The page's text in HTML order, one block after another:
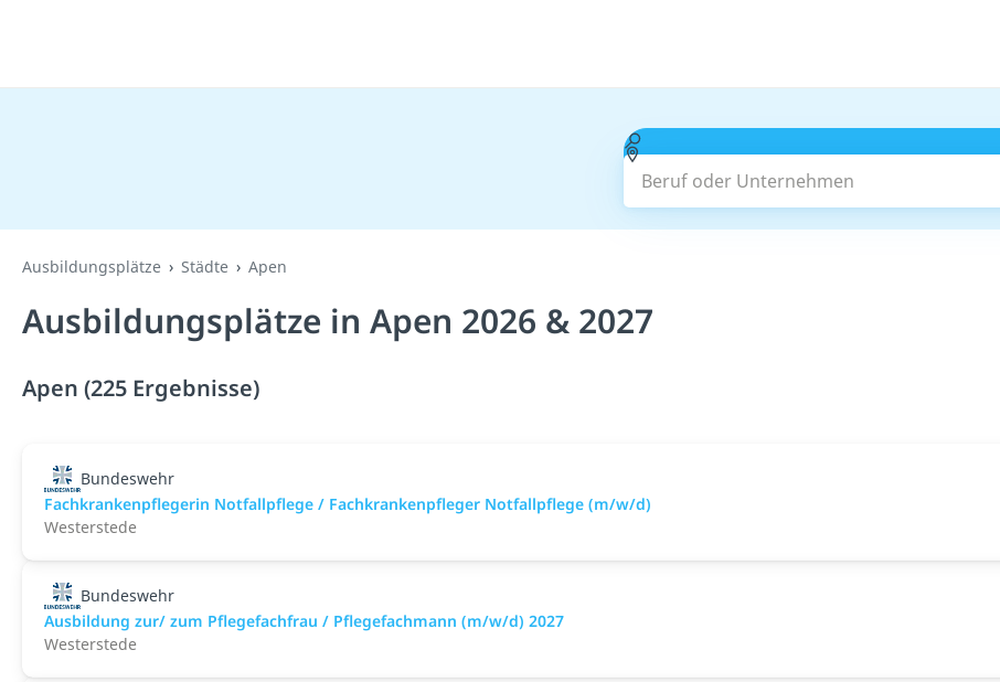
Beruf oder Unternehmen
Ausbildungsplätze Städte Apen
Ausbildungsplätze in Apen 2026 & 2027
Apen (225 Ergebnisse)
Bundeswehr
Fachkrankenpflegerin Notfallpflege / Fachkrankenpfleger Notfallpflege (m/w/d)
Westerstede
Bundeswehr
Ausbildung zur/ zum Pflegefachfrau / Pflegefachmann (m/w/d) 2027
Westerstede